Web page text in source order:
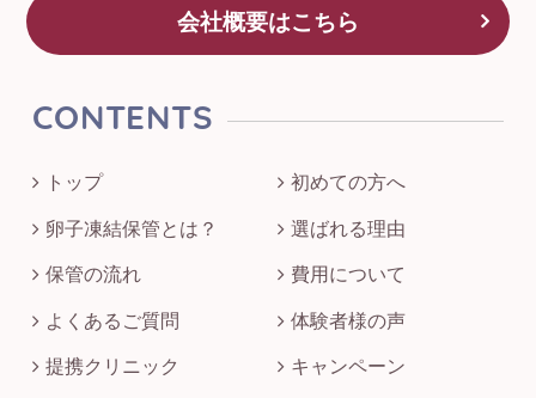
会社概要はこちら
CONTENTS
トップ 初めての方へ
卵子凍結保管とは？ 選ばれる理由
保管の流れ 費用について
よくあるご質問 体験者様の声
提携クリニック キャンペーン